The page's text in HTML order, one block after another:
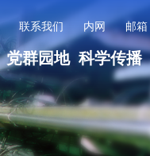
联系我们 内网 邮箱
党群园地 科学传播